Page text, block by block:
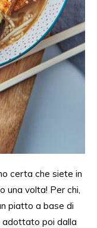
certa che siete in
una volta! Per chi,
piatto a base di
adottato poi dalla